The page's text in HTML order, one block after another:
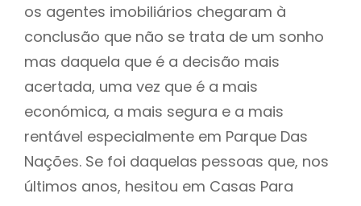
os agentes imobiliários chegaram à
conclusão que não se trata de um sonho
mas daquela que é a decisão mais
acertada, uma vez que é a mais
económica, a mais segura e a mais
rentável especialmente em Parque Das
Nações. Se foi daquelas pessoas que, nos
últimos anos, hesitou em Casas Para